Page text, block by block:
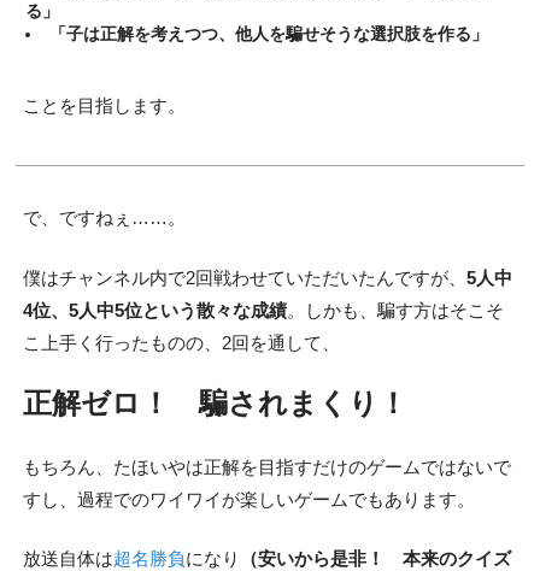
る」
「子は正解を考えつつ、他人を騙せそうな選択肢を作る」
ことを目指します。
で、ですねぇ……。
僕はチャンネル内で2回戦わせていただいたんですが、 5人中
4位、5人中5位という散々な成績。しかも、騙す方はそこそ
こ上手く行ったものの、2回を通して、
正解ゼロ！ 騙されまくり！
もちろん、たほいやは正解を目指すだけのゲームではないで
すし、過程でのワイワイが楽しいゲームでもあります。
放送自体は超名勝負になり （安いから是非！ 本来のクイズ